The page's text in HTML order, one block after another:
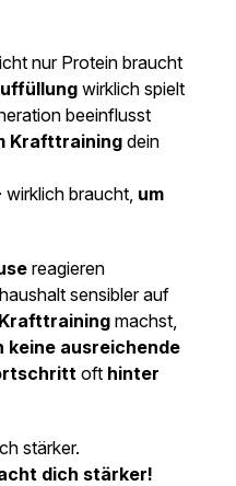
nur Protein braucht
wirklich spielt
beeinflusst
Krafttraining dein
wirklich braucht, um
reagieren
sensibler auf
Krafttraining machst,
keine ausreichende
oft hinter
stärker.
dich stärker!